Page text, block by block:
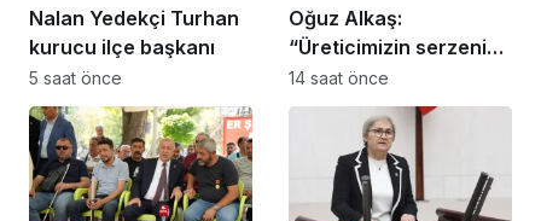
Nalan Yedekçi Turhan
kurucu ilçe başkanı
5 saat önce
Oğuz Alkaş:
“Üreticimizin serzenişi
haklı, devletimizin
ekonomik mücadelesi
de ortadadır.”
14 saat önce